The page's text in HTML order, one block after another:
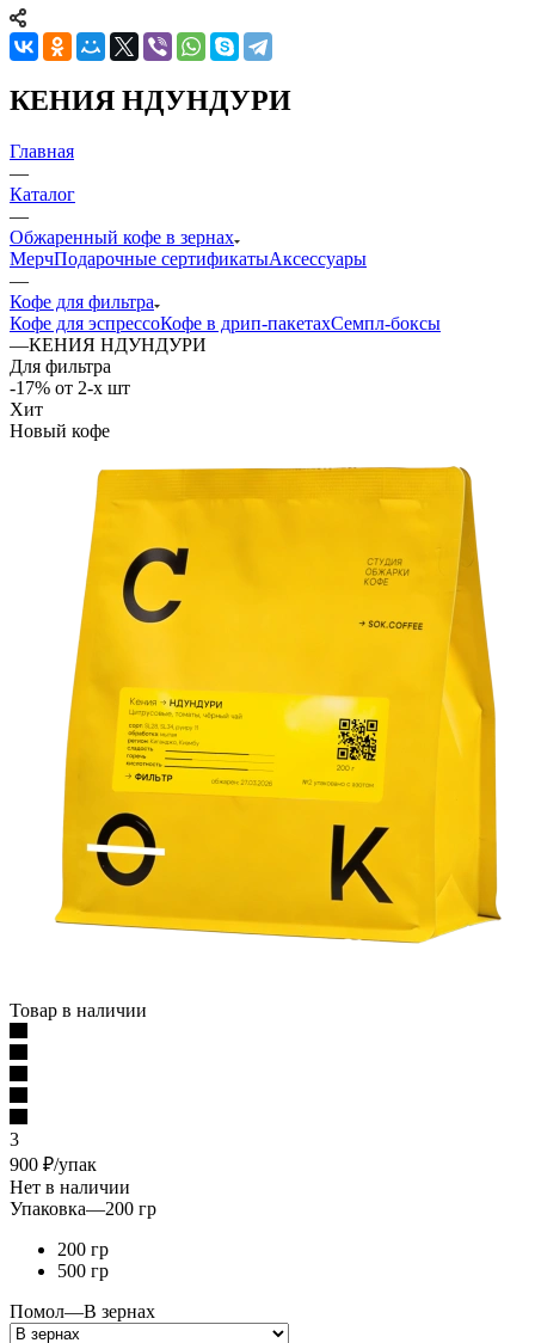
КЕНИЯ НДУНДУРИ
Главная
—
Каталог
—
Обжаренный кофе в зернах
МерчПодарочные сертификатыАксессуары
—
Кофе для фильтра
Кофе для эспрессоКофе в дрип-пакетахСемпл-боксы
—КЕНИЯ НДУНДУРИ
Для фильтра
-17% от 2-х шт
Хит
Новый кофе
Товар в наличии
3
900 ₽/упак
Нет в наличии
Упаковка—200 гр
200 гр
500 гр
Помол—В зернах